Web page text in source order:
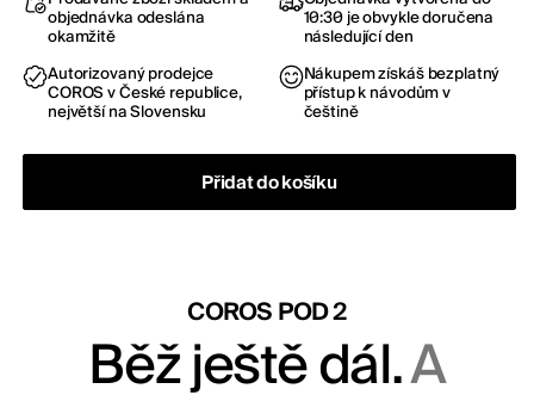
objednávka odeslána
okamžitě
10:30 je obvykle doručena
následující den
Autorizovaný prodejce
COROS v České republice,
největší na Slovensku
Nákupem získáš bezplatný
přístup k návodům v
češtině
Přidat do košíku
COROS POD 2
Běž ještě dál.A